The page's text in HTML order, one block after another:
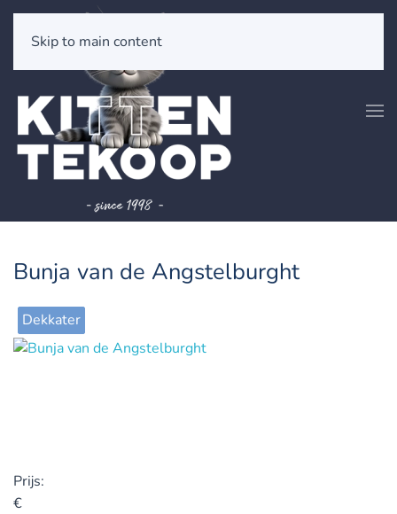
Skip to main content
Bunja van de Angstelburght
Dekkater
Prijs:
€